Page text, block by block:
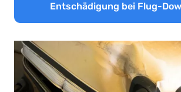
Entschädigung bei Flug-